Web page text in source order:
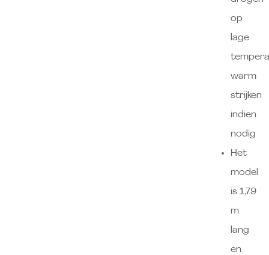
op
lage
warm
strijken
indien
nodig
Het
model
is 1,79
m
lang
en